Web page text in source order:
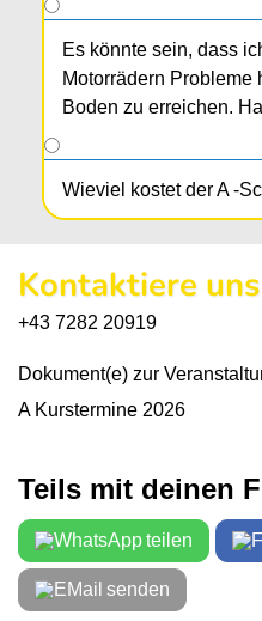
Es könnte sein, dass
Motorrädern Probleme
Boden zu erreichen.
Wieviel kostet der A -
Kontaktiere uns
+43 7282 20919
Dokument(e) zur
A Kurstermine 2026
Teils mit deinen
teilen
senden